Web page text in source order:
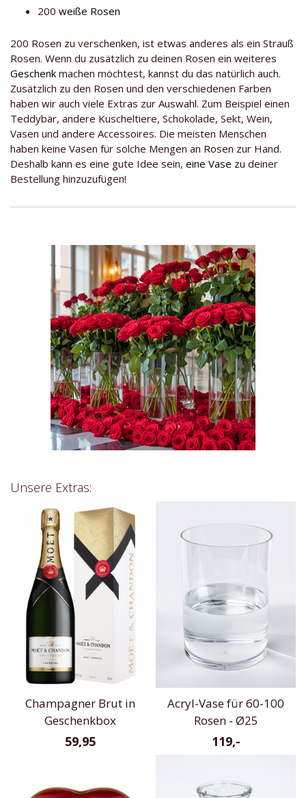
200 weiße Rosen
200 Rosen zu verschenken, ist etwas anderes als ein Strauß
Rosen. Wenn du zusätzlich zu deinen Rosen ein weiteres
Geschenk machen möchtest, kannst du das natürlich auch.
Zusätzlich zu den Rosen und den verschiedenen Farben
haben wir auch viele Extras zur Auswahl. Zum Beispiel einen
Teddybär, andere Kuscheltiere, Schokolade, Sekt, Wein,
Vasen und andere Accessoires. Die meisten Menschen
haben keine Vasen für solche Mengen an Rosen zur Hand.
Deshalb kann es eine gute Idee sein, eine Vase zu deiner
Bestellung hinzuzufügen!
Unsere Extras:
Champagner Brut in
Geschenkbox
59,95
Acryl-Vase für 60-100
Rosen - Ø25
119,-